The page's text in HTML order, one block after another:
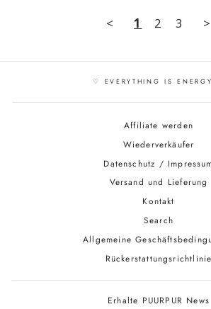
< 1 2 3 >
♡ EVERYTHING IS
Affiliate werden
Wiederverkäufer
Datenschutz /
Versand und Lieferung
Kontakt
Search
Allgemeine
Rückerstattungsrichtlinie
Erhalte PUURPUR News